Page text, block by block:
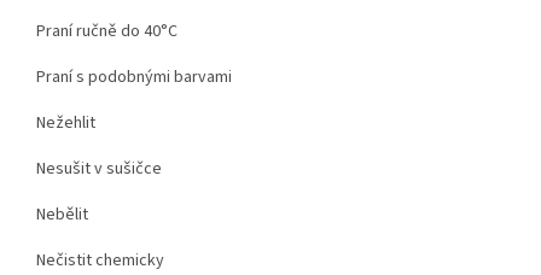
Praní ručně do 40°C
Praní s podobnými barvami
Nežehlit
Nesušit v sušičce
Nebělit
Nečistit chemicky